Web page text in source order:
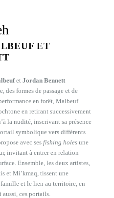
ET
et Jordan Bennett
des formes de passage et de
en forêt, Malbeuf
en retirant successivement
la nudité, inscrivant sa présence
symbolique vers différents
avec sesfishing holes une
invitant à entrer en relation
Ensemble, les deux artistes,
et Mi’kmaq, tissent une
et le lien au territoire, en
ces portails.